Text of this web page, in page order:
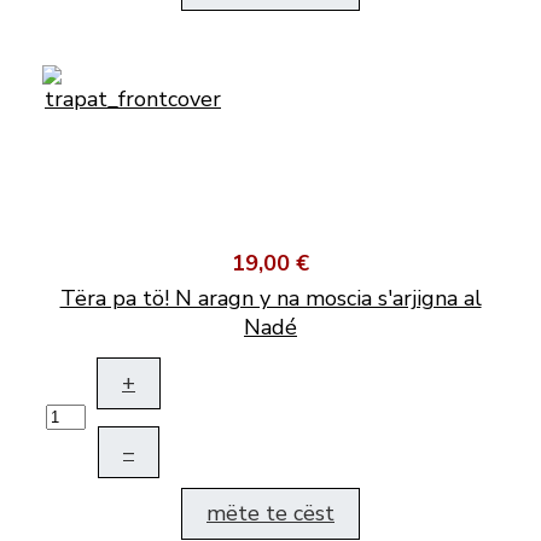
19,00 €
Tëra pa tö! N aragn y na moscia s'arjigna al
Nadé
+
–
mëte te cëst